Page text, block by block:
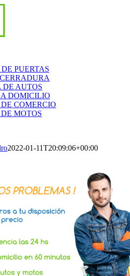
PUERTAS
DE AUTOS
DOMICILIO
COMERCIO
MOTOS
2022-01-11T20:09:06+00:00